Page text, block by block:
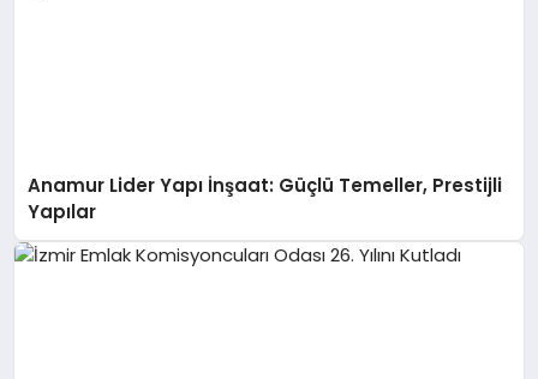
Anamur Lider Yapı İnşaat: Güçlü Temeller, Prestijli
Yapılar